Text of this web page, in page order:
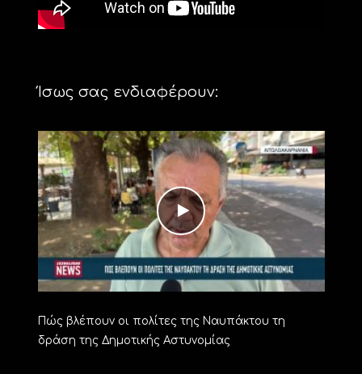
Ίσως σας ενδιαφέρουν:
Πώς βλέπουν οι πολίτες της Ναυπάκτου τη
δράση της Δημοτικής Αστυνομίας